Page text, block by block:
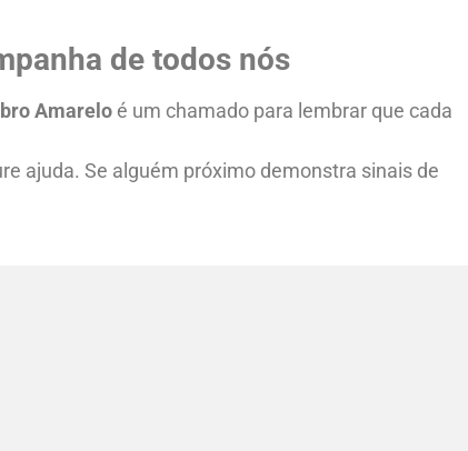
de todos nós
Amarelo é um chamado para lembrar que cada
ajuda. Se alguém próximo demonstra sinais de